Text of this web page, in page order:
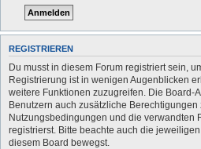
REGISTRIEREN
Du musst in diesem Forum registriert sein,
Registrierung ist in wenigen Augenblicken
weitere Funktionen zuzugreifen. Die Board-
Benutzern auch zusätzliche
Nutzungsbedingungen und die verwandten
registrierst. Bitte beachte auch die
diesem Board bewegst.